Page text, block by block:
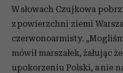
W słowach Czujkowa
z powierzchni ziemi
czerwonoarmisty.
mówił marszałek, żałując
upokorzeniu Polski, a nie